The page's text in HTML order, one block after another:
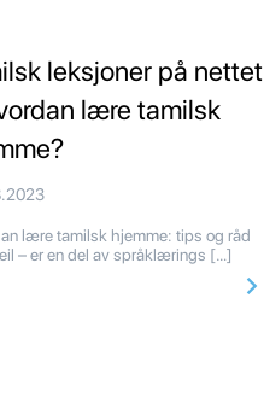
leksjoner på nettet
lære tamilsk
lære tamilsk hjemme: tips og råd
er en del av språklærings […]